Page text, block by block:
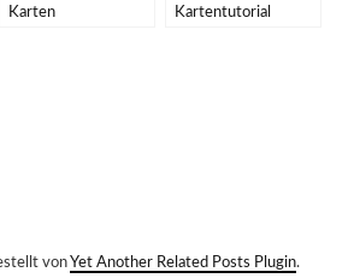
Karten
Kartentutorial
vonYet Another Related Posts Plugin.